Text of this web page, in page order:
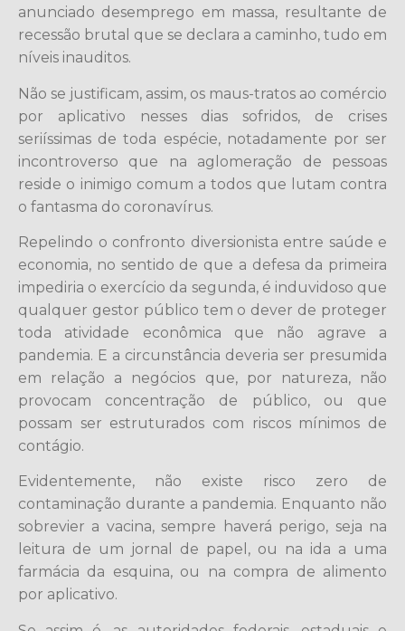
anunciado desemprego em massa, resultante de
recessão brutal que se declara a caminho, tudo em
níveis inauditos.
Não se justificam, assim, os maus-tratos ao comércio
por aplicativo nesses dias sofridos, de crises
seriíssimas de toda espécie, notadamente por ser
incontroverso que na aglomeração de pessoas
reside o inimigo comum a todos que lutam contra
o fantasma do coronavírus.
Repelindo o confronto diversionista entre saúde e
economia, no sentido de que a defesa da primeira
impediria o exercício da segunda, é induvidoso que
qualquer gestor público tem o dever de proteger
toda atividade econômica que não agrave a
pandemia. E a circunstância deveria ser presumida
em relação a negócios que, por natureza, não
provocam concentração de público, ou que
possam ser estruturados com riscos mínimos de
contágio.
Evidentemente, não existe risco zero de
contaminação durante a pandemia. Enquanto não
sobrevier a vacina, sempre haverá perigo, seja na
leitura de um jornal de papel, ou na ida a uma
farmácia da esquina, ou na compra de alimento
por aplicativo.